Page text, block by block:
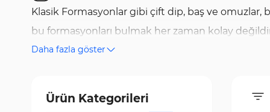
Klasik Formasyonlar gibi çift dip, baş ve
bu formasyonları bulmak her zaman kolay
analiz sürecini daha hızlı ve kolay hale getirir.
piyasaları analiz edebilirler. Ücretsiz klasik
Daha fazla göster
Ürün Kategorileri